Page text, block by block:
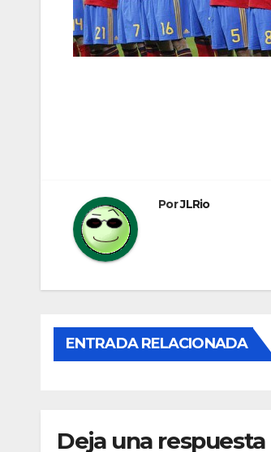
entradas
PorJLRio
ENTRADA RELACIONADA
Deja una respuesta